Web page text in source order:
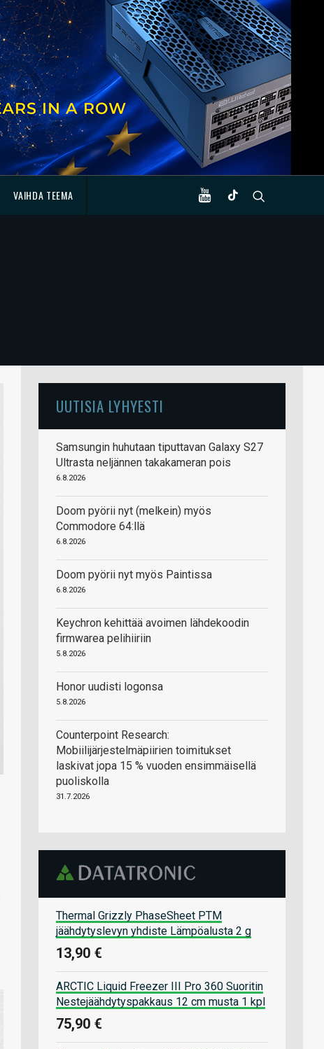
VAIHDA TEEMA
UUTISIA LYHYESTI
Samsungin huhutaan tiputtavan Galaxy S27
Ultrasta neljännen takakameran pois
6.8.2026
Doom pyörii nyt (melkein) myös
Commodore 64:llä
6.8.2026
Doom pyörii nyt myös Paintissa
6.8.2026
Keychron kehittää avoimen lähdekoodin
firmwarea pelihiiriin
5.8.2026
Honor uudisti logonsa
5.8.2026
Counterpoint Research:
Mobiilijärjestelmäpiirien toimitukset
laskivat jopa 15 % vuoden ensimmäisellä
puoliskolla
31.7.2026
Thermal Grizzly PhaseSheet PTM
jäähdytyslevyn yhdiste Lämpöalusta 2 g
13,90 €
ARCTIC Liquid Freezer III Pro 360 Suoritin
Nestejäähdytyspakkaus 12 cm musta 1 kpl
75,90 €